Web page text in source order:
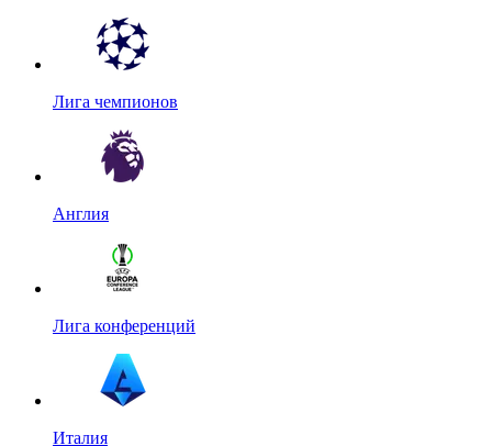
Лига чемпионов
Англия
Лига конференций
Италия